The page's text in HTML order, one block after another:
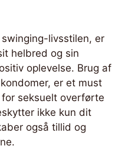
livsstilen, er
helbred og sin
oplevelse. Brug af
er et must
seksuelt overførte
ikke kun dit
også tillid og